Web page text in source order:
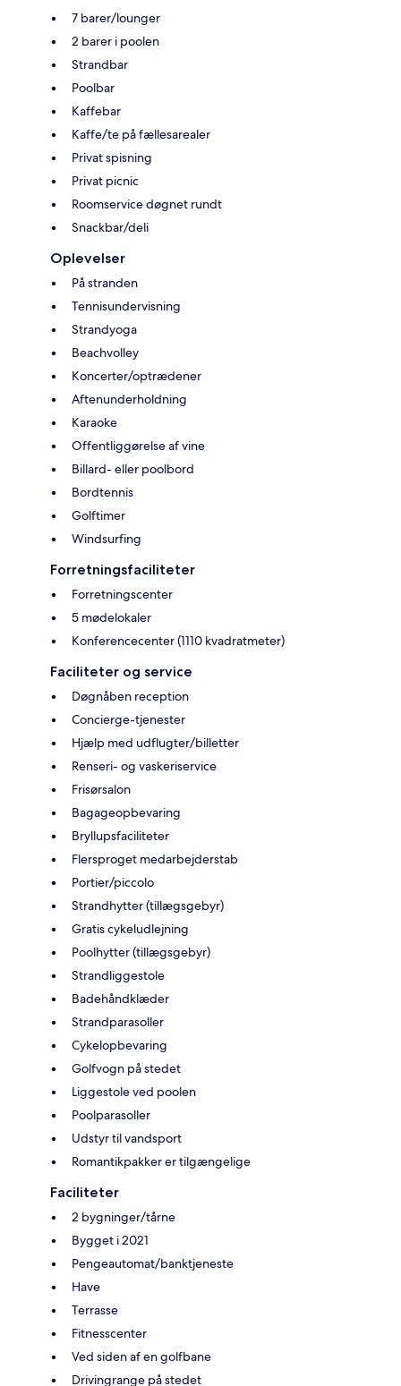
7 barer/lounger
2 barer i poolen
Strandbar
Poolbar
Kaffebar
Kaffe/te på fællesarealer
Privat spisning
Privat picnic
Roomservice døgnet rundt
Snackbar/deli
Oplevelser
På stranden
Tennisundervisning
Strandyoga
Beachvolley
Koncerter/optrædener
Aftenunderholdning
Karaoke
Offentliggørelse af vine
Billard- eller poolbord
Bordtennis
Golftimer
Windsurfing
Forretningsfaciliteter
Forretningscenter
5 mødelokaler
Konferencecenter (1110 kvadratmeter)
Faciliteter og service
Døgnåben reception
Concierge-tjenester
Hjælp med udflugter/billetter
Renseri- og vaskeriservice
Frisørsalon
Bagageopbevaring
Bryllupsfaciliteter
Flersproget medarbejderstab
Portier/piccolo
Strandhytter (tillægsgebyr)
Gratis cykeludlejning
Poolhytter (tillægsgebyr)
Strandliggestole
Badehåndklæder
Strandparasoller
Cykelopbevaring
Golfvogn på stedet
Liggestole ved poolen
Poolparasoller
Udstyr til vandsport
Romantikpakker er tilgængelige
Faciliteter
2 bygninger/tårne
Bygget i 2021
Pengeautomat/banktjeneste
Have
Terrasse
Fitnesscenter
Ved siden af en golfbane
Drivingrange på stedet